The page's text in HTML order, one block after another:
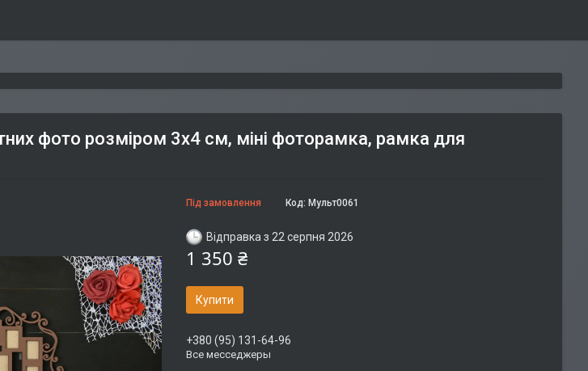
фото розміром 3х4 см, міні фоторамка, рамка для
Під замовлення Код: Мульт0061
Відправка з 22 серпня 2026
1 350 ₴
Купити
+380 (95) 131-64-96
Все месседжеры